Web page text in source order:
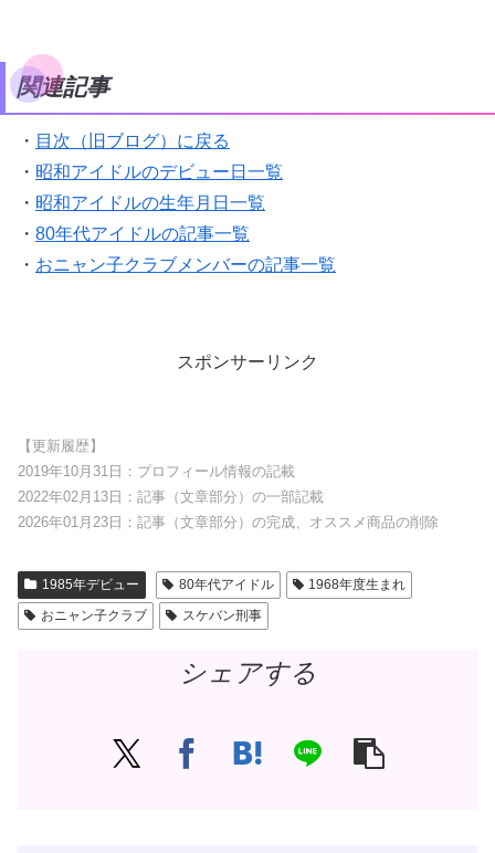
関連記事
・ 目次（旧ブログ）に戻る
・ 昭和アイドルのデビュー日一覧
・ 昭和アイドルの生年月日一覧
・ 80年代アイドルの記事一覧
・ おニャン子クラブメンバーの記事一覧
スポンサーリンク
【更新履歴】
2019年10月31日：プロフィール情報の記載
2022年02月13日：記事（文章部分）の一部記載
2026年01月23日：記事（文章部分）の完成、オススメ商品の削除
1985年デビュー 80年代アイドル
1968年度生まれ
おニャン子クラブ
スケバン刑事
シェアする